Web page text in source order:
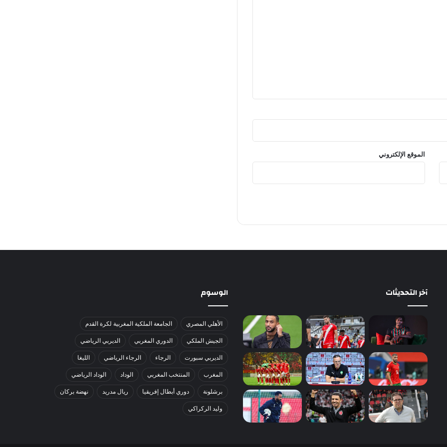
الموقع الإلكتروني
آخر التحديثات الوسوم
الأهلي المصري الجامعة الملكية المغربية لكرة القدم
الجيش الملكي الدوري المغربي الديربي الرياضي
الديربي سبورت الرجاء الرجاء الرياضي الليغا
المغرب المنتخب المغربي الوداد الوداد الرياضي
برشلونة دوري أبطال إفريقيا ريال مدريد نهضة بركان
وليد الركراكي